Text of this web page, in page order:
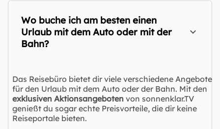
Wo buche ich am besten einen
Urlaub mit dem Auto oder mit der
Bahn?
Das Reisebüro bietet dir viele verschiedene Angebote
für den Urlaub mit dem Auto oder der Bahn. Mit den
exklusiven Aktionsangeboten von sonnenklar.TV
genießt du sogar echte Preisvorteile, die dir keine
Reiseportale bieten.